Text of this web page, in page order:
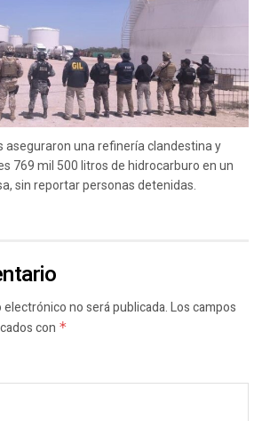
una refinería clandestina y
769 mil 500 litros de hidrocarburo en un
sin reportar personas detenidas.
no será publicada.Los campos
con *